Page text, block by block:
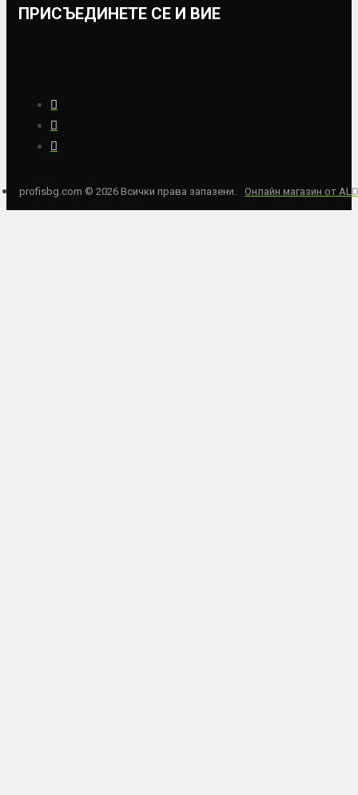
ПРИСЪЕДИНЕТЕ СЕ И ВИЕ
profisbg.com © 2026 Всички права запазени. Онлайн магазин от